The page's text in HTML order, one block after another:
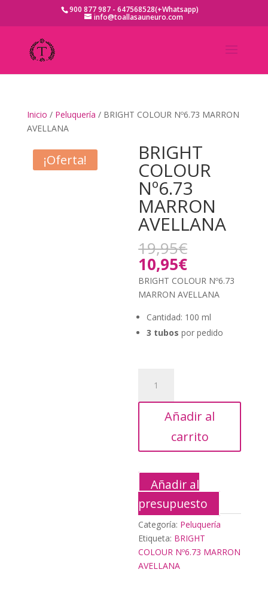
900 877 987 - 647568528(+Whatsapp)
info@toallasauneuro.com
Inicio / Peluquería / BRIGHT COLOUR Nº6.73 MARRON
AVELLANA
¡Oferta! BRIGHT
COLOUR
Nº6.73
MARRON
AVELLANA
19,95€
original
era:
19,95€.
10,95€El
precio
actual
es:
10,95€.
BRIGHT COLOUR Nº6.73
MARRON AVELLANA
Cantidad: 100 ml
3 tubos por pedido
COLOUR
Nº6.73
MARRONAñadir al
carrito
Añadir al
presupuesto
Categoría: Peluquería
Etiqueta: BRIGHT
COLOUR Nº6.73 MARRON
AVELLANA